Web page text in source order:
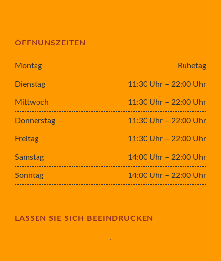
ÖFFNUNSZEITEN
Montag Ruhetag
Dienstag 11:30 Uhr – 22:00 Uhr
Mittwoch 11:30 Uhr – 22:00 Uhr
Donnerstag 11:30 Uhr – 22:00 Uhr
Freitag 11:30 Uhr – 22:00 Uhr
Samstag 14:00 Uhr – 22:00 Uhr
Sonntag 14:00 Uhr – 22:00 Uhr
LASSEN SIE SICH BEEINDRUCKEN